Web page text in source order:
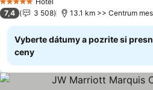
5 Počet hviezdičiek
7,4 3 508 13.1 km >> Centrum
Vyberte dátumy a pozrite si
ceny